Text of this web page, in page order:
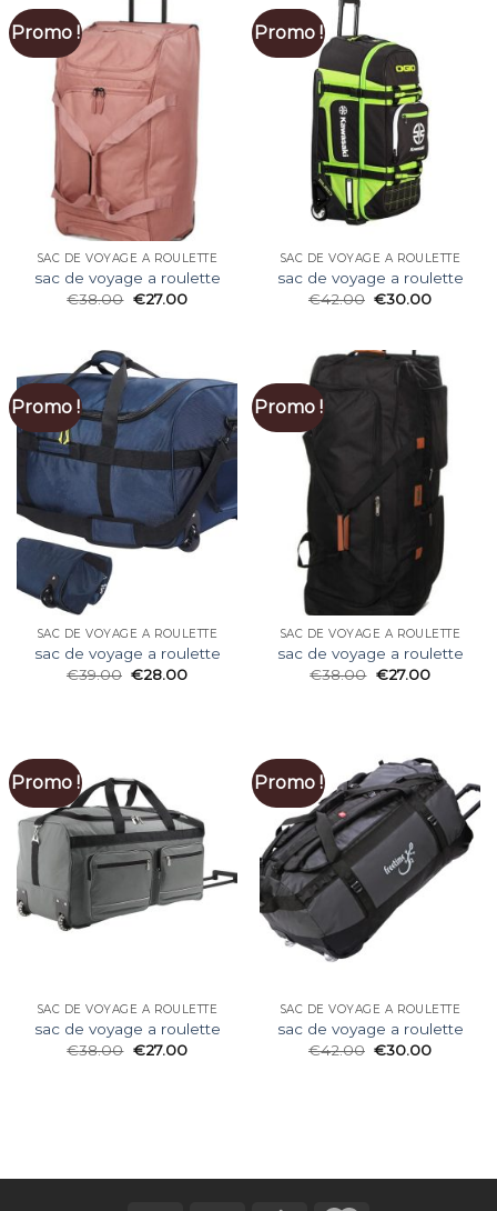
Promo !
SAC DE VOYAGE A ROULETTE
sac de voyage a roulette
€38.00 €27.00
Promo !
SAC DE VOYAGE A ROULETTE
sac de voyage a roulette
€42.00 €30.00
Promo !
SAC DE VOYAGE A ROULETTE
sac de voyage a roulette
€39.00 €28.00
Promo !
SAC DE VOYAGE A ROULETTE
sac de voyage a roulette
€38.00 €27.00
Promo !
SAC DE VOYAGE A ROULETTE
sac de voyage a roulette
€38.00 €27.00
Promo !
SAC DE VOYAGE A ROULETTE
sac de voyage a roulette
€42.00 €30.00